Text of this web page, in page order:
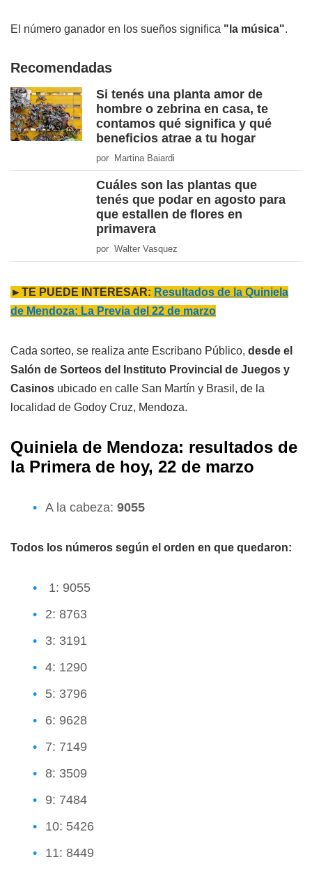
El número ganador en los sueños significa "la música".
Recomendadas
Si tenés una planta amor de
hombre o zebrina en casa, te
contamos qué significa y qué
beneficios atrae a tu hogar
por Martina Baiardi
Cuáles son las plantas que
tenés que podar en agosto para
que estallen de flores en
primavera
por Walter Vasquez
►TE PUEDE INTERESAR: Resultados de la Quiniela
de Mendoza: La Previa del 22 de marzo
Cada sorteo, se realiza ante Escribano Público, desde el
Salón de Sorteos del Instituto Provincial de Juegos y
Casinos ubicado en calle San Martín y Brasil, de la
localidad de Godoy Cruz, Mendoza.
Quiniela de Mendoza: resultados de
la Primera de hoy, 22 de marzo
A la cabeza: 9055
Todos los números según el orden en que quedaron:
1: 9055
2: 8763
3: 3191
4: 1290
5: 3796
6: 9628
7: 7149
8: 3509
9: 7484
10: 5426
11: 8449